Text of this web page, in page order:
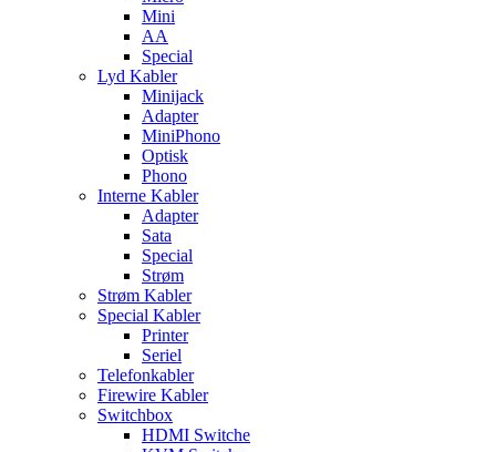
Mini
AA
Special
Lyd Kabler
Minijack
Adapter
MiniPhono
Optisk
Phono
Interne Kabler
Adapter
Sata
Special
Strøm
Strøm Kabler
Special Kabler
Printer
Seriel
Telefonkabler
Firewire Kabler
Switchbox
HDMI Switche